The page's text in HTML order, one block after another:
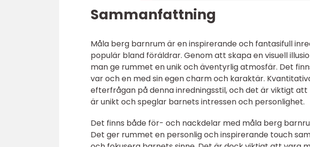
Sammanfattning
Måla berg barnrum är en inspirerande och fantasifull
populär bland föräldrar. Genom att skapa en visuell
man ge rummet en unik och äventyrlig atmosfär. Det
var och en med sin egen charm och karaktär.
efterfrågan på denna inredningsstil, och det är viktigt
är unikt och speglar barnets intressen och personlighet.
Det finns både för- och nackdelar med måla berg
Det ger rummet en personlig och inspirerande touch